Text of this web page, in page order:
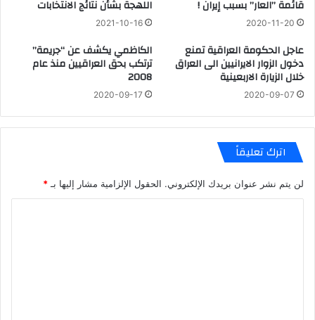
قائمة ’’العار’’ بسبب إيران !
2020-11-20
اللهجة بشأن نتائج الانتخابات
2021-10-16
عاجل الحكومة العراقية تمنع
دخول الزوار الايرانيين الى العراق
خلال الزيارة الاربعينية
2020-09-07
الكاظمي يكشف عن “جريمة”
ترتكب بحق العراقيين منذ عام
2008
2020-09-17
اترك تعليقاً
لن يتم نشر عنوان بريدك الإلكتروني. الحقول الإلزامية مشار إليها بـ *